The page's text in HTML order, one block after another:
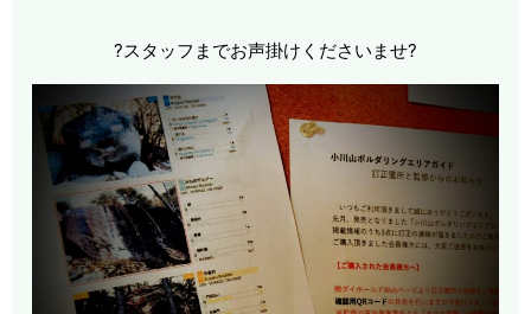
?スタッフまでお声掛けくださいませ?